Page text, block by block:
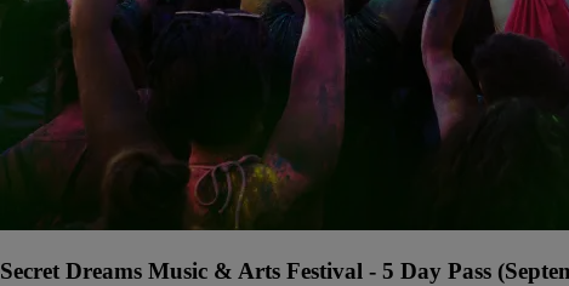
Secret Dreams Music & Arts Festival - 5 Day Pass